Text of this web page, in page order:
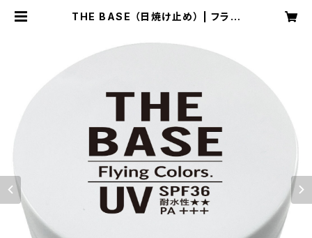
THE BASE （日焼け止め） | フライ